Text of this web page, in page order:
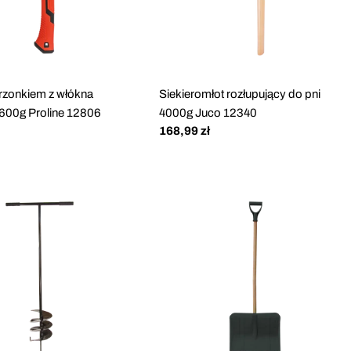
z włókna
Proline 12806
Siekieromłot rozłupujący do pni
4000g Juco 12340
Cena
168,99 zł